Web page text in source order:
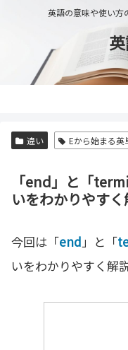
英語の意味や使い方
違い Eから始まる英
「end」と「
いをわかりやす
今回は「end」と「
いをわかりやすく解